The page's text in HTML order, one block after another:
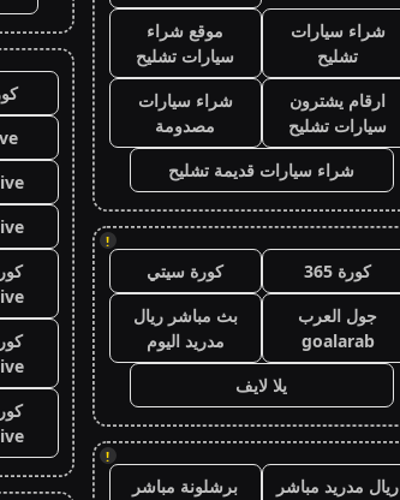
شراء سيارات
تشليح
موقع شراء
سيارات تشليح
ارقام يشترون
سيارات تشليح
شراء سيارات
مصدومة
شراء سيارات قديمة تشليح
!
كورة 365
كورة سيتي
جول العرب
goalarab
بث مباشر ريال
مدريد اليوم
يلا لايف
!
ريال مدريد مباشر برشلونة مباشر